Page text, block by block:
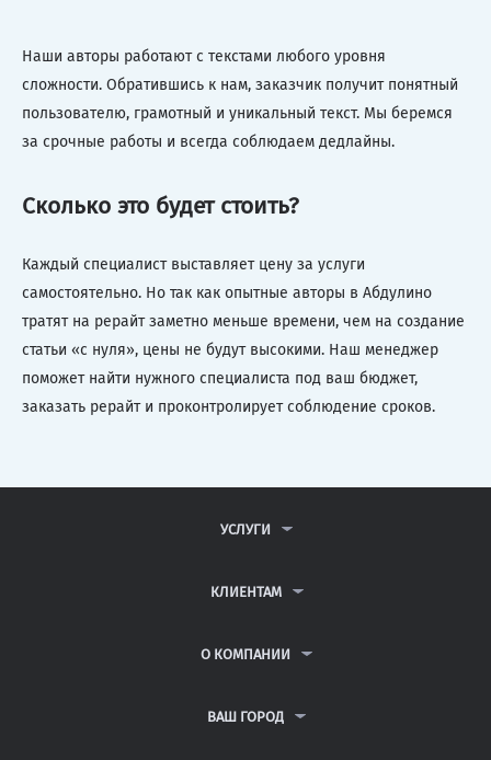
Наши авторы работают с текстами любого уровня
сложности. Обратившись к нам, заказчик получит понятный
пользователю, грамотный и уникальный текст. Мы беремся
за срочные работы и всегда соблюдаем дедлайны.
Сколько это будет стоить?
Каждый специалист выставляет цену за услуги
самостоятельно. Но так как опытные авторы в Абдулино
тратят на рерайт заметно меньше времени, чем на создание
статьи «с нуля», цены не будут высокими. Наш менеджер
поможет найти нужного специалиста под ваш бюджет,
заказать рерайт и проконтролирует соблюдение сроков.
УСЛУГИ
ДИПЛОМНЫЕ РАБОТЫ
РЕФЕРАТЫ
КЛИЕНТАМ
ВОПРОСЫ И ОТВЕТЫ
ПОЛИТИКА КОНФИДЕНЦИАЛЬНОСТИ
О КОМПАНИИ
КОНТАКТЫ
ВАШ ГОРОД